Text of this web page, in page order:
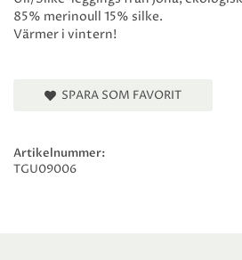
85% merinoull 15% silke.
Värmer i vintern!
SPARA SOM FAVORIT
Artikelnummer:
TGU09006